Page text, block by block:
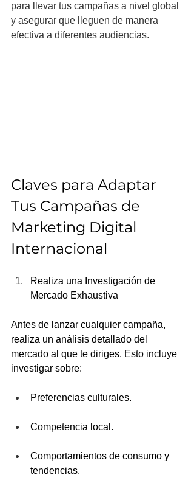
para llevar tus campañas a nivel global
y asegurar que lleguen de manera
efectiva a diferentes audiencias.
Claves para Adaptar
Tus Campañas de
Marketing Digital
Internacional
Realiza una Investigación de
Mercado Exhaustiva
Antes de lanzar cualquier campaña,
realiza un análisis detallado del
mercado al que te diriges. Esto incluye
investigar sobre:
Preferencias culturales.
Competencia local.
Comportamientos de consumo y
tendencias.